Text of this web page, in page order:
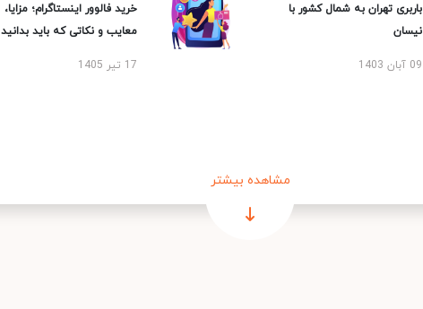
باربری تهران به شمال کشور با
نیسان
09 آبان 1403
خرید فالوور اینستاگرام؛ مزایا،
معایب و نکاتی که باید بدانید
17 تیر 1405
مشاهده بیشتر